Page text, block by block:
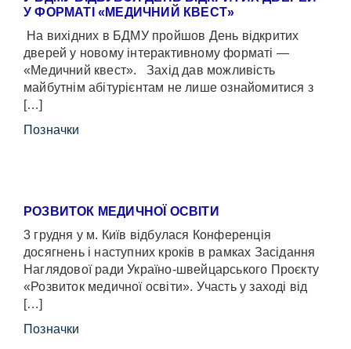
У ФОРМАТІ «МЕДИЧНИЙ КВЕСТ»
На вихідних в БДМУ пройшов День відкритих
дверей у новому інтерактивному форматі —
«Медичний квест». Захід дав можливість
майбутнім абітурієнтам не лише ознайомитися з
[…]
Позначки
РОЗВИТОК МЕДИЧНОЇ ОСВІТИ
3 грудня у м. Київ відбулася Конференція
досягнень і наступних кроків в рамках Засідання
Наглядової ради Україно-швейцарського Проєкту
«Розвиток медичної освіти». Участь у заході від
[…]
Позначки